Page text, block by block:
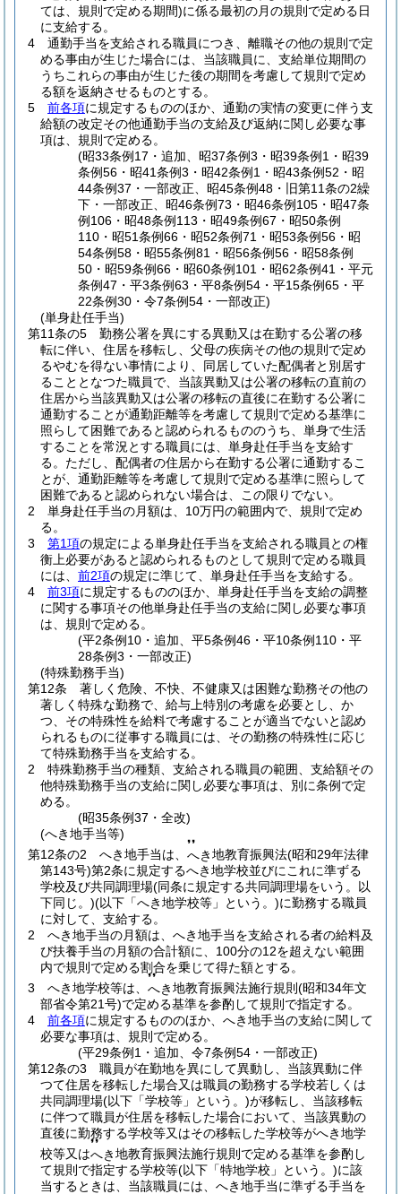
ては、規則で定める期間)に係る最初の月の規則で定める日
に支給する。
4
通勤手当を支給される職員につき、離職その他の規則で定
める事由が生じた場合には、当該職員に、支給単位期間の
うちこれらの事由が生じた後の期間を考慮して規則で定め
る額を返納させるものとする。
5
前各項に規定するもののほか、通勤の実情の変更に伴う支
給額の改定その他通勤手当の支給及び返納に関し必要な事
項は、規則で定める。
(昭33条例17・追加、昭37条例3・昭39条例1・昭39
条例56・昭41条例3・昭42条例1・昭43条例52・昭
44条例37・一部改正、昭45条例48・旧第11条の2繰
下・一部改正、昭46条例73・昭46条例105・昭47条
例106・昭48条例113・昭49条例67・昭50条例
110・昭51条例66・昭52条例71・昭53条例56・昭
54条例58・昭55条例81・昭56条例56・昭58条例
50・昭59条例66・昭60条例101・昭62条例41・平元
条例47・平3条例63・平8条例54・平15条例65・平
22条例30・令7条例54・一部改正)
(単身赴任手当)
第11条の5
勤務公署を異にする異動又は在勤する公署の移
転に伴い、住居を移転し、父母の疾病その他の規則で定め
るやむを得ない事情により、同居していた配偶者と別居す
ることとなつた職員で、当該異動又は公署の移転の直前の
住居から当該異動又は公署の移転の直後に在勤する公署に
通勤することが通勤距離等を考慮して規則で定める基準に
照らして困難であると認められるもののうち、単身で生活
することを常況とする職員には、単身赴任手当を支給す
る。 ただし、配偶者の住居から在勤する公署に通勤するこ
とが、通勤距離等を考慮して規則で定める基準に照らして
困難であると認められない場合は、この限りでない。
2
単身赴任手当の月額は、10万円の範囲内で、規則で定め
る。
3
第1項の規定による単身赴任手当を支給される職員との権
衡上必要があると認められるものとして規則で定める職員
には、 前2項の規定に準じて、単身赴任手当を支給する。
4
前3項に規定するもののほか、単身赴任手当を支給の調整
に関する事項その他単身赴任手当の支給に関し必要な事項
は、規則で定める。
(平2条例10・追加、平5条例46・平10条例110・平
28条例3・一部改正)
(特殊勤務手当)
第12条
著しく危険、不快、不健康又は困難な勤務その他の
著しく特殊な勤務で、給与上特別の考慮を必要とし、か
つ、その特殊性を給料で考慮することが適当でないと認め
られるものに従事する職員には、その勤務の特殊性に応じ
て特殊勤務手当を支給する。
2
特殊勤務手当の種類、支給される職員の範囲、支給額その
他特殊勤務手当の支給に関し必要な事項は、別に条例で定
める。
(昭35条例37・全改)
(へき地手当等)
第12条の2
へき地手当は、 へき
❜❜
地教育振興法(昭和29年法律
第143号)第2条に規定するへき地学校並びにこれに準ずる
学校及び共同調理場(同条に規定する共同調理場をいう。以
下同じ。)(以下「へき地学校等」という。)に勤務する職員
に対して、支給する。
2
へき地手当の月額は、へき地手当を支給される者の給料及
び扶養手当の月額の合計額に、100分の12を超えない範囲
内で規則で定める割合を乗じて得た額とする。
3
へき地学校等は、 へき
❜❜
地教育振興法施行規則 (昭和34年文
部省令第21号)で定める基準を参酌して規則で指定する。
4
前各項に規定するもののほか、へき地手当の支給に関して
必要な事項は、規則で定める。
(平29条例1・追加、令7条例54・一部改正)
第12条の3
職員が在勤地を異にして異動し、当該異動に伴
つて住居を移転した場合又は職員の勤務する学校若しくは
共同調理場(以下「学校等」という。)が移転し、当該移転
に伴つて職員が住居を移転した場合において、当該異動の
直後に勤務する学校等又はその移転した学校等がへき地学
校等又はへき
❜❜
地教育振興法施行規則で定める基準を参酌し
て規則で指定する学校等(以下「特地学校」という。)に該
当するときは、当該職員には、へき地手当に準ずる手当を